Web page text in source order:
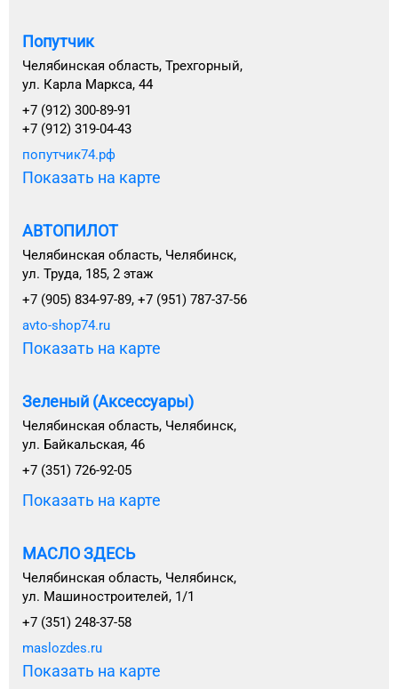
Попутчик
Челябинская область, Трехгорный,
ул. Карла Маркса, 44
+7 (912) 300-89-91
+7 (912) 319-04-43
попутчик74.рф
Показать на карте
АВТОПИЛОТ
Челябинская область, Челябинск,
ул. Труда, 185, 2 этаж
+7 (905) 834-97-89, +7 (951) 787-37-56
avto-shop74.ru
Показать на карте
Зеленый (Аксессуары)
Челябинская область, Челябинск,
ул. Байкальская, 46
+7 (351) 726-92-05
Показать на карте
МАСЛО ЗДЕСЬ
Челябинская область, Челябинск,
ул. Машиностроителей, 1/1
+7 (351) 248-37-58
maslozdes.ru
Показать на карте